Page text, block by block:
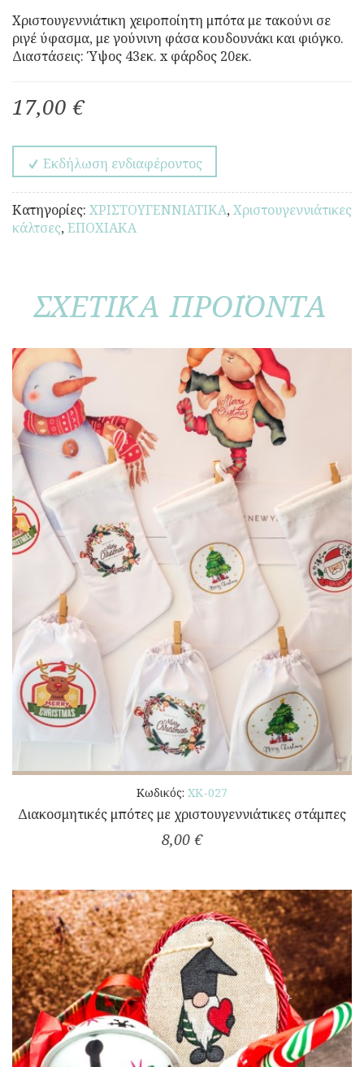
Χριστουγεννιάτικη χειροποίητη μπότα με τακούνι σε
ριγέ ύφασμα, με γούνινη φάσα κουδουνάκι και φιόγκο.
Διαστάσεις: Ύψος 43εκ. x φάρδος 20εκ.
17,00 €
Εκδήλωση ενδιαφέροντος
Κατηγορίες: ΧΡΙΣΤΟΥΓΕΝΝΙΑΤΙΚΑ,Χριστουγεννιάτικες
κάλτσες,ΕΠΟΧΙΑΚΑ
ΣΧΕΤΙΚΑ ΠΡΟΪΟΝΤΑ
Κωδικός: ΧΚ-027
Διακοσμητικές μπότες με χριστουγεννιάτικες στάμπες
8,00 €